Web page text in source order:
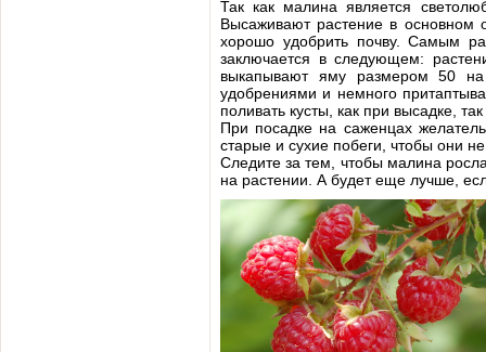
Так как малина является
Высаживают растение в основном
хорошо удобрить почву. Самым
заключается в следующем:
выкапывают яму размером 50
удобрениями и немного
поливать кусты, как при высадке,
При посадке на саженцах
старые и сухие побеги, чтобы они
Следите за тем, чтобы малина
на растении. А будет еще лучше,